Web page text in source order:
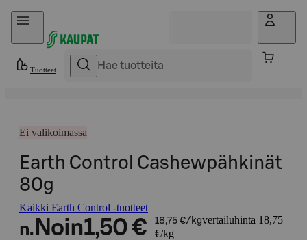
Hyppää sisältöön
Tuotteet
Ei valikoimassa
Earth Control Cashewpähkinät
80g
Kaikki Earth Control -tuotteet
n. Noin1,50 € 18,75 €/kgvertailuhinta 18,75
€/kg